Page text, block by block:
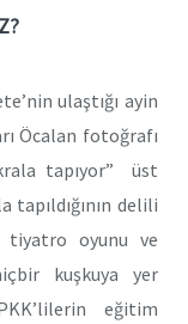
ulaştığı ayin
Öcalan fotoğrafı
tapıyor” üst
tapıldığının delili
oyunu ve
kuşkuya yer
eğitim